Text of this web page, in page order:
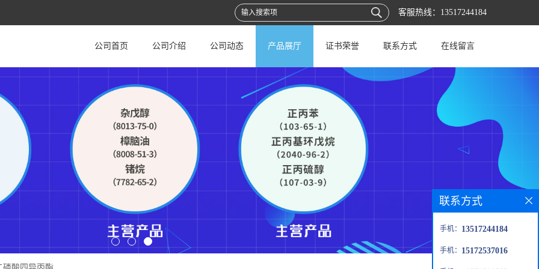
客服热线： 13517244184
公司首页 公司介绍 公司动态 产品展厅 证书荣誉 联系方式 在线留言
联系方式
手机： 13517244184
手机： 15172537016